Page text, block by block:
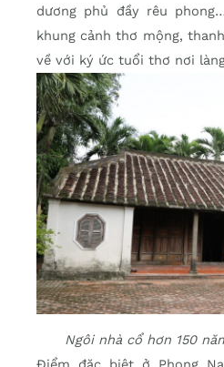
dương phủ đầy rêu
khung cảnh thơ mộng,
về với ký ức tuổi thơ nơi
Ngôi nhà cổ hơn 150